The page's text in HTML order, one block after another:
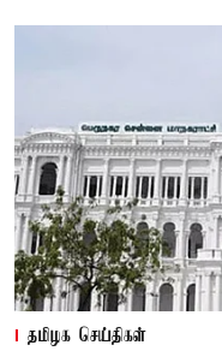
தமிழக செய்திகள்